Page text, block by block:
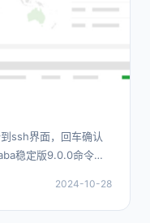
ssh界面，回车确认
稳定版9.0.0命令：
2024-10-28